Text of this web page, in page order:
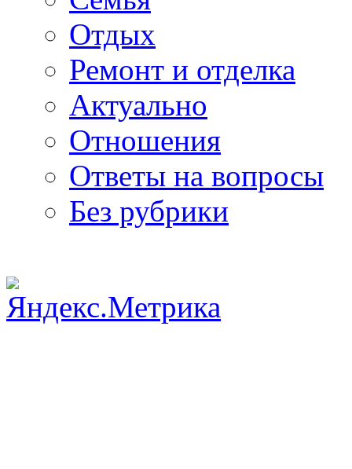
Отдых
Ремонт и отделка
Актуально
Отношения
Ответы на вопросы
Без рубрики